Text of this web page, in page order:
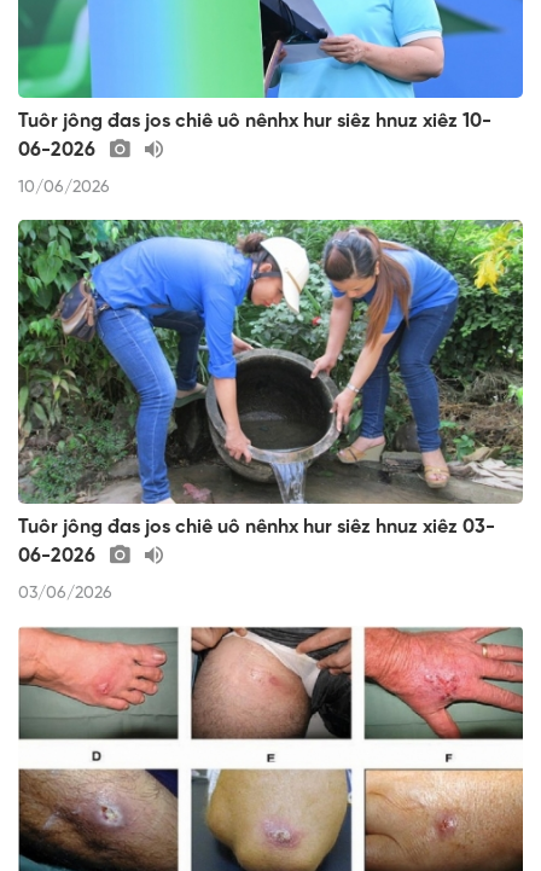
Tuôr jông đas jos chiê uô nênhx hur siêz hnuz xiêz 10-
06-2026
10/06/2026
Tuôr jông đas jos chiê uô nênhx hur siêz hnuz xiêz 03-
06-2026
03/06/2026